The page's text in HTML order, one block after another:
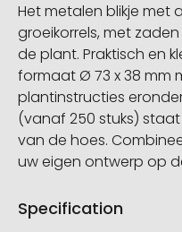
Het metalen blikje met
groeikorrels, met
de plant. Praktisch en
formaat Ø 73 x 38 mm
plantinstructies
(vanaf 250 stuks)
van de hoes.
uw eigen ontwerp op
Specification